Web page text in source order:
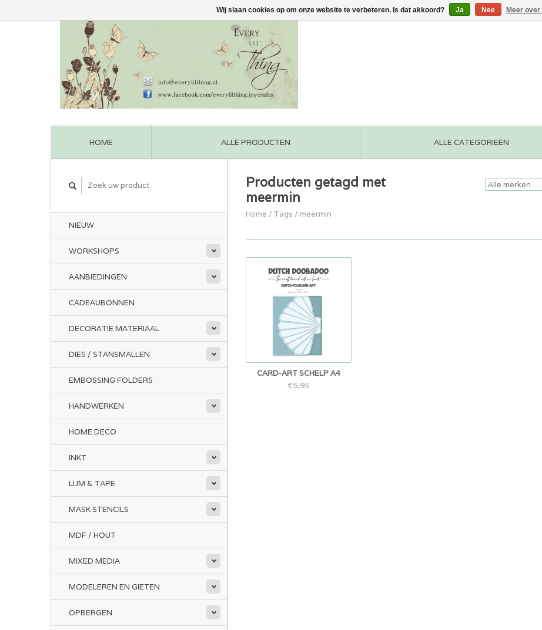
HOME ALLE PRODUCTEN ALLE CATEGORIEËN
NIEUW
WORKSHOPS
AANBIEDINGEN
CADEAUBONNEN
DECORATIE MATERIAAL
DIES / STANSMALLEN
EMBOSSING FOLDERS
HANDWERKEN
HOME DECO
INKT
LIJM & TAPE
MASK STENCILS
MDF / HOUT
MIXED MEDIA
MODELEREN EN GIETEN
OPBERGEN
Producten getagd met
meermin
Home / Tags / meermin
CARD-ART SCHELP A4
€5,95
Wij slaan cookies op om onze website te verbeteren. Is dat akkoord? Ja Nee Meer